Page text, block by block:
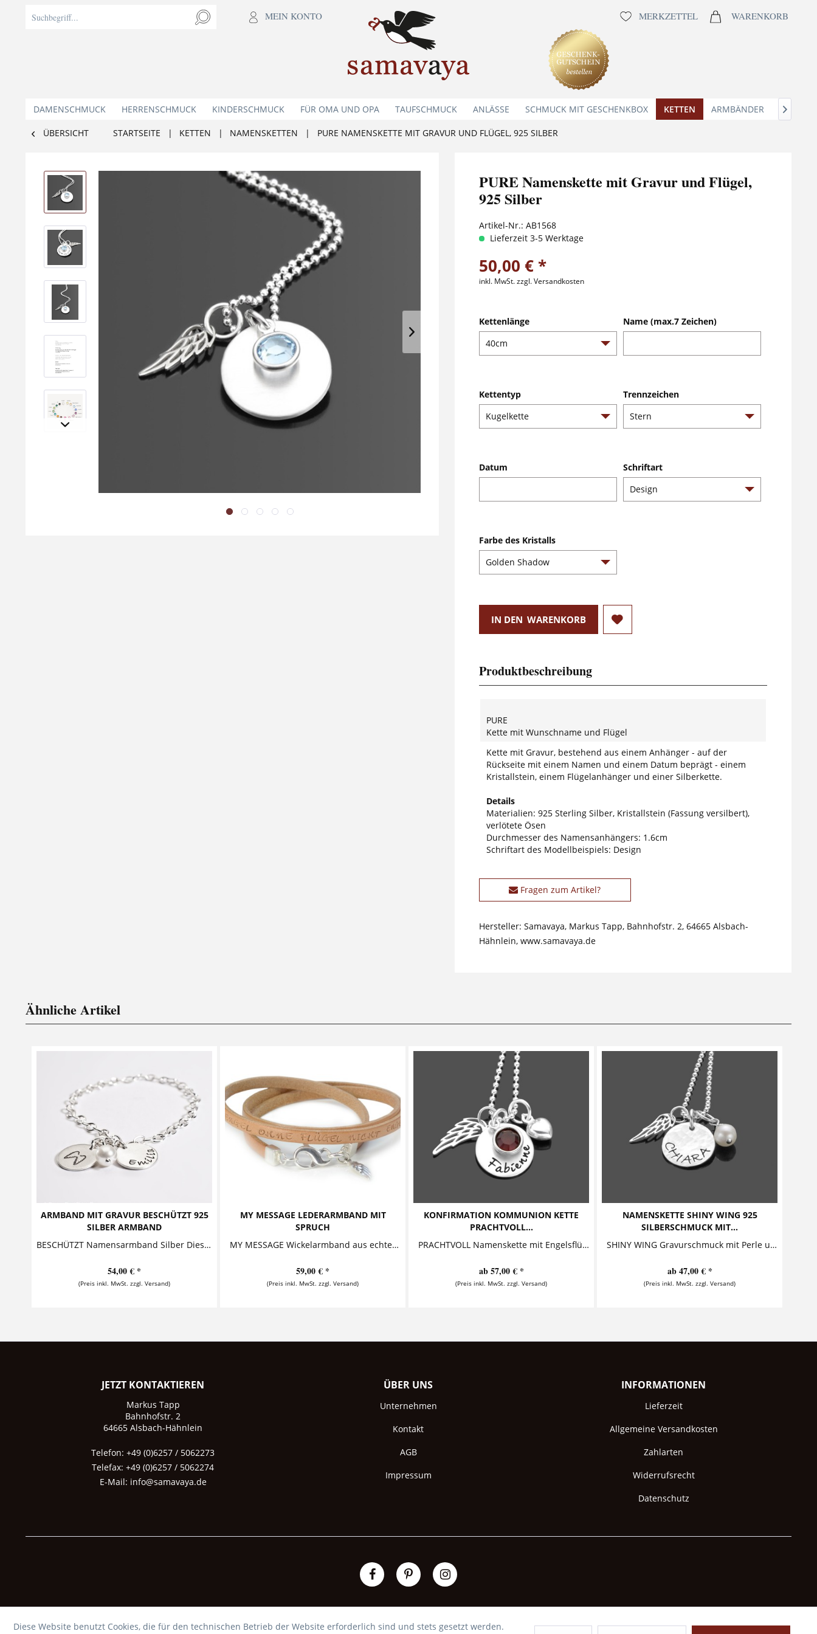
MEIN KONTO MERKZETTEL WARENKORB
DAMENSCHMUCK HERRENSCHMUCK KINDERSCHMUCK FÜR OMA UND OPA TAUFSCHMUCK ANLÄSSE SCHMUCK MIT GESCHENKBOX KETTEN ARMBÄNDER 
ÜBERSICHT STARTSEITE | KETTEN | NAMENSKETTEN | PURE NAMENSKETTE MIT GRAVUR UND FLÜGEL, 925 SILBER
PURE Namenskette mit Gravur und Flügel,
925 Silber
Artikel-Nr.: AB1568
Lieferzeit 3-5 Werktage
50,00 € *
inkl. MwSt.zzgl. Versandkosten
Kettenlänge
Kettentyp
Name (max.7 Zeichen)
Trennzeichen
Datum Schriftart
Farbe des Kristalls
IN DEN WARENKORB
Produktbeschreibung
PURE
Kette mit Wunschname und Flügel
Kette mit Gravur, bestehend aus einem Anhänger - auf der
Rückseite mit einem Namen und einem Datum beprägt - einem
Kristallstein, einem Flügelanhänger und einer Silberkette.
Details
Materialien: 925 Sterling Silber, Kristallstein (Fassung versilbert),
verlötete Ösen
Durchmesser des Namensanhängers: 1.6cm
Schriftart des Modellbeispiels: Design
Fragen zum Artikel?
Hersteller: Samavaya, Markus Tapp, Bahnhofstr. 2, 64665 Alsbach-
Hähnlein, www.samavaya.de
Ähnliche Artikel
ARMBAND MIT GRAVUR BESCHÜTZT 925
SILBER ARMBAND
BESCHÜTZT Namensarmband Silber Dieses bezaubernde Armband mit Gravur besteht aus zwei personalisierbaren Silberanhängern, die zusammen mit einer...
54,00 € *
(Preis inkl. MwSt. zzgl. Versand)
MY MESSAGE LEDERARMBAND MIT
SPRUCH
MY MESSAGE Wickelarmband aus echtem Leder mit Text Das Armband aus Flachleder, bestempelt mit einem Motto oder einem anderen kurzen...
59,00 € *
(Preis inkl. MwSt. zzgl. Versand)
KONFIRMATION KOMMUNION KETTE
PRACHTVOLL...
PRACHTVOLL Namenskette mit Engelsflügel zur Konfirmation, Kommunion oder Firmung von samavaya Diese bezaubernde Namenskette mit Gravur aus...
ab 57,00 € *
(Preis inkl. MwSt. zzgl. Versand)
NAMENSKETTE SHINY WING 925
SILBERSCHMUCK MIT...
SHINY WING Gravurschmuck mit Perle und Flügel Diese bezaubernde Namenskette besteht aus einem personalisierten Anhänger, einem sehr schön...
ab 47,00 € *
(Preis inkl. MwSt. zzgl. Versand)
JETZT KONTAKTIEREN
Markus Tapp
Bahnhofstr. 2
64665 Alsbach-Hähnlein
Telefon: +49 (0)6257 / 5062273
Telefax: +49 (0)6257 / 5062274
E-Mail: info@samavaya.de
ÜBER UNS
Unternehmen
Kontakt
AGB
Impressum
INFORMATIONEN
Lieferzeit
Allgemeine Versandkosten
Zahlarten
Widerrufsrecht
Datenschutz
Diese Website benutzt Cookies, die für den technischen Betrieb der Website erforderlich sind und stets gesetzt werden.